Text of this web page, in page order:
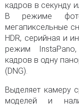
кадров в секунду
В режиме
мегапиксельные
HDR, серийная и
режим
кадров в одну
(DNG).
Выделяет камеру
моделей и